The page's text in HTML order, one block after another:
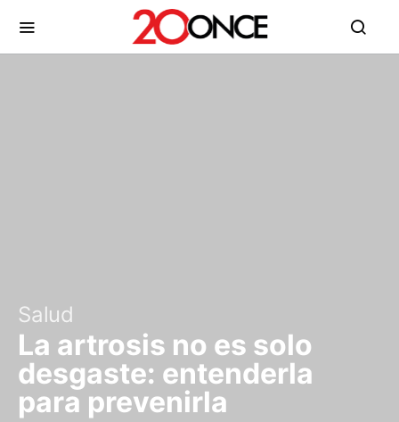
Salud
La artrosis no es solo
desgaste: entenderla
para prevenirla